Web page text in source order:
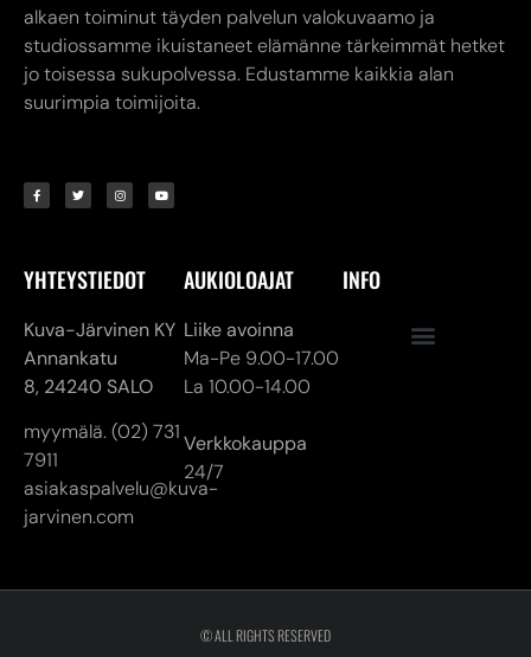
Kuva-Järvinen KY
Annankatu
myymälä. (02) 731
asiakaspalvelu@kuva-
jarvinen.com
Verkkokauppa
24/7
© ALL RIGHTS RESERVED